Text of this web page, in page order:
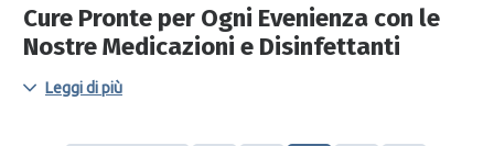
Cure Pronte per Ogni Evenienza con le
Nostre Medicazioni e Disinfettanti
Entra in un mondo di cure pronte per ogni evenienza su
Leggi di più